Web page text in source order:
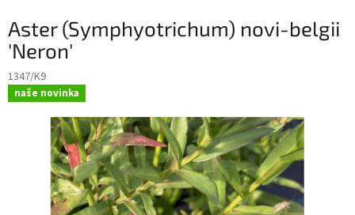
Aster (Symphyotrichum) novi-belgii
'Neron'
1347/K9
naše novinka